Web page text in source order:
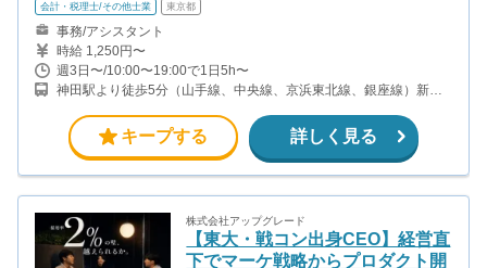
会計・税理士/その他士業 東京都
事務/アシスタント
時給 1,250円〜
週3日〜/10:00〜19:00で1日5h〜
神田駅より徒歩5分（山手線、中央線、京浜東北線、銀座線）新日
蔵門線）／小伝馬町駅より徒歩10分（日比谷線）
キープする 詳しく見る
株式会社アップグレード
【東大・戦コン出身CEO】経営直
下でマーケ戦略からプロダクト開